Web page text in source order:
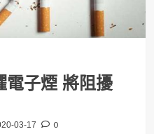
電子煙 將阻擾
03-17 0